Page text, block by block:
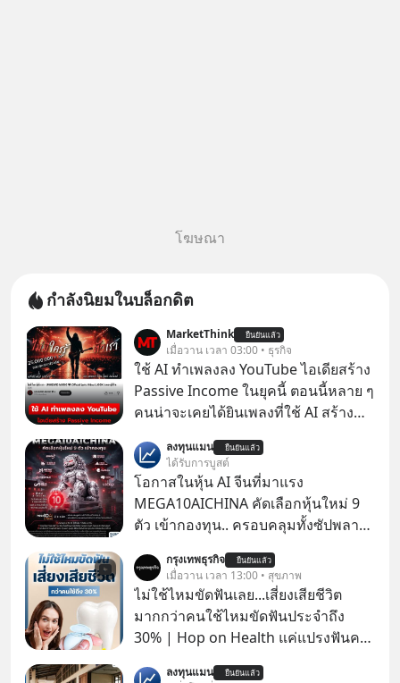
โฆษณา
กำลังนิยมในบล็อกดิต
MarketThink ยืนยันแล้ว
เมื่อวาน เวลา 03:00 • ธุรกิจ
ใช้ AI ทำเพลงลง YouTube ไอเดียสร้าง
Passive Income ในยุคนี้ ตอนนี้หลาย ๆ
คนน่าจะเคยได้ยินเพลงที่ใช้ AI สร้าง
รู้ตัวเรา” จากช่องชื่อว่า UNHEARD
MUSIC ที่ตอนนี้มียอดรับชมกว่า 26
ล้านครั้งแล้ว
ลงทุนแมน ยืนยันแล้ว
ได้รับการบูสต์
โอกาสในหุ้น AI จีนที่มาแรง
MEGA10AICHINA คัดเลือกหุ้นใหม่ 9
ตัว เข้ากองทุน.. ครอบคลุมทั้งซัปพลาย
โปรโมชัน ลด 50% ค่าธรรมเนียมซื้อ |
ยอด 2 ล้านบาทขึ้นไป ฟรีค่าธรรมเนียม
ซื้อ
กรุงเทพธุรกิจ ยืนยันแล้ว
เมื่อวาน เวลา 13:00 • สุขภาพ
ไม่ใช้ไหมขัดฟันเลย...เสี่ยงเสียชีวิต
มากกว่าคนใช้ไหมขัดฟันประจำถึง
30% | Hop on Health แค่แปรงฟันคง
ลงทุนแมน ยืนยันแล้ว